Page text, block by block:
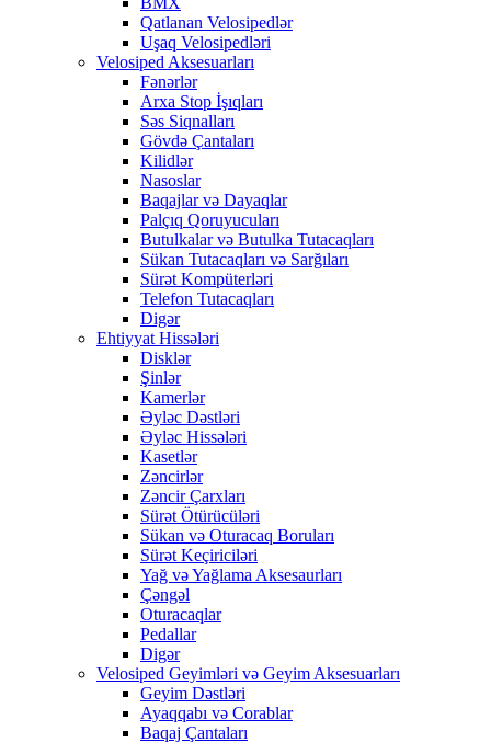
Qatlanan Velosipedlər
Uşaq Velosipedləri
Velosiped Aksesuarları
Fənərlər
Arxa Stop İşıqları
Səs Siqnalları
Gövdə Çantaları
Kilidlər
Nasoslar
Baqajlar və Dayaqlar
Palçıq Qoruyucuları
Butulkalar və Butulka Tutacaqları
Sükan Tutacaqları və Sarğıları
Sürət Kompüterləri
Telefon Tutacaqları
Digər
Ehtiyyat Hissələri
Disklər
Şinlər
Kamerlər
Əyləc Dəstləri
Əyləc Hissələri
Kasetlər
Zəncirlər
Zəncir Çarxları
Sürət Ötürücüləri
Sükan və Oturacaq Boruları
Sürət Keçiriciləri
Yağ və Yağlama Aksesaurları
Çəngəl
Oturacaqlar
Pedallar
Digər
Velosiped Geyimləri və Geyim Aksesuarları
Geyim Dəstləri
Ayaqqabı və Corablar
Baqaj Çantaları